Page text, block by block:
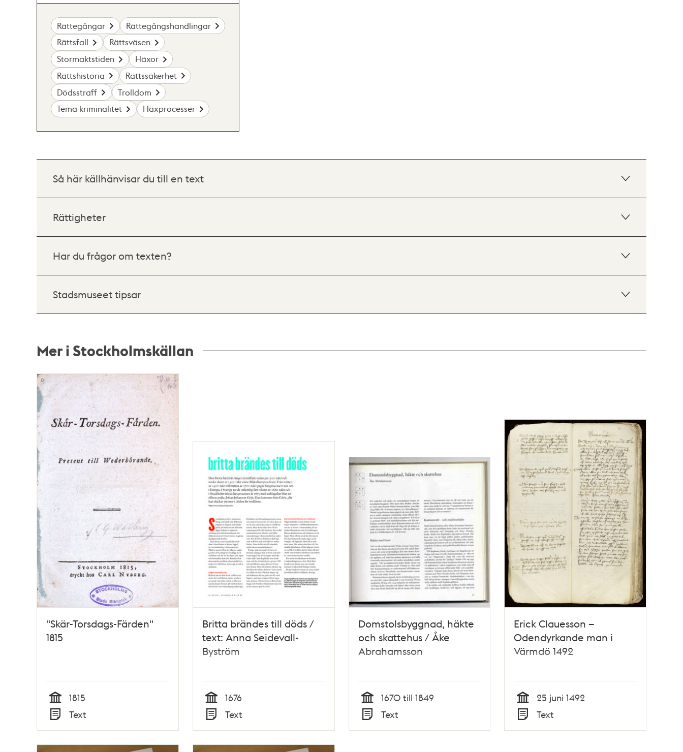
Rättegångar
Rättegångshandlingar
Rättsfall
Rättsväsen
Stormaktstiden
Häxor
Rättshistoria
Rättssäkerhet
Dödsstraff
Trolldom
Tema kriminalitet
Häxprocesser
Så här källhänvisar du till en text
Rättigheter
Har du frågor om texten?
Stadsmuseet tipsar
Mer i Stockholmskällan
Relaterade
poster
och
teman
"Skär-Torsdags-Färden"
1815
Tid
1815
Typ
Text
Britta brändes till döds /
text: Anna Seidevall-
Byström
Tid
1676
Typ
Text
Domstolsbyggnad, häkte
och skattehus / Åke
Abrahamsson
Tid
1670 till 1849
Typ
Text
Erick Clauesson –
Odendyrkande man i
Värmdö 1492
Tid
25 juni 1492
Typ
Text